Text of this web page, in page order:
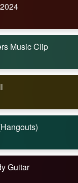
Music Clip
Guitar